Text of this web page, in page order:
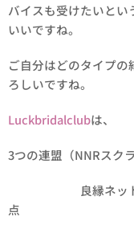
バイスも受けたいと
いいですね。
ご自分はどのタイプの
ろしいですね。
Luckbridalclubは、
3つの連盟（NNRス
良縁ネット 約